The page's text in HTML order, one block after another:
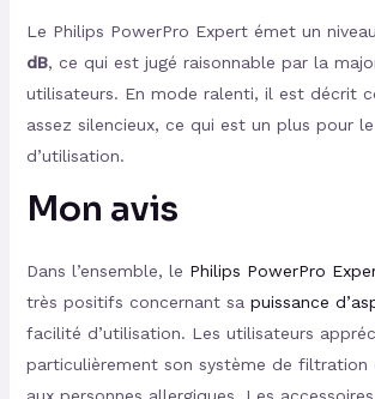
Le Philips PowerPro Expert émet un
dB, ce qui est jugé raisonnable par la
utilisateurs. En mode ralenti, il est décrit
assez silencieux, ce qui est un plus pour
d’utilisation.
Mon avis
Dans l’ensemble, le Philips PowerPro
très positifs concernant sa puissance
facilité d’utilisation. Les utilisateurs
particulièrement son système de filtration